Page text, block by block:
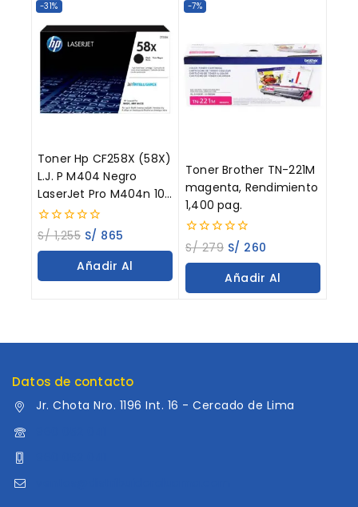
-31%
Toner Hp CF258X (58X)
L.J. P M404 Negro
LaserJet Pro M404n 10K
Paginas
0
out
of
S/1,255 S/ 865
Añadir Al
-7%
Toner Brother TN-221M
magenta, Rendimiento
1,400 pag.
0
out
of
S/279 S/ 260
Añadir Al
Datos de contacto
Jr. Chota Nro. 1196 Int. 16 - Cercado de Lima